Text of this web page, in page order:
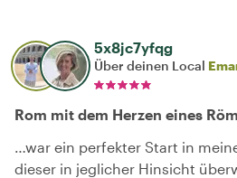
5x8jc7yfqg
Über deinen Local
Rom mit dem Herzen eines
…war ein perfekter Start in
dieser in jeglicher Hinsicht